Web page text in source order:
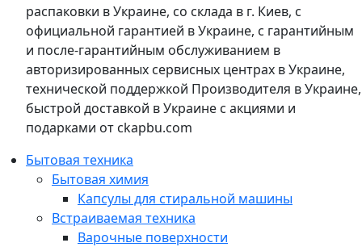
распаковки в Украине, со склада в г. Киев, с
официальной гарантией в Украине, с гарантийным
и после-гарантийным обслуживанием в
авторизированных сервисных центрах в Украине,
технической поддержкой Производителя в Украине,
быстрой доставкой в Украине с акциями и
подарками от ckapbu.com
Бытовая техника
Бытовая химия
Капсулы для стиральной машины
Встраиваемая техника
Варочные поверхности